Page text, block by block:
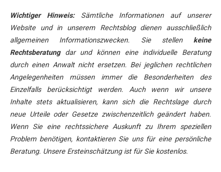
Wichtiger Hinweis:Sämtliche Informationen auf unserer
Website und in unserem Rechtsblog dienen ausschließlich
allgemeinen Informationszwecken. Sie stellen keine
Rechtsberatungdar und können eine individuelle Beratung
durch einen Anwalt nicht ersetzen. Bei jeglichen rechtlichen
Angelegenheiten müssen immer die Besonderheiten des
Einzelfalls berücksichtigt werden. Auch wenn wir unsere
Inhalte stets aktualisieren, kann sich die Rechtslage durch
neue Urteile oder Gesetze zwischenzeitlich geändert haben.
Wenn Sie eine rechtssichere Auskunft zu Ihrem speziellen
Problem benötigen, kontaktieren Sie uns für eine persönliche
Beratung. Unsere Ersteinschätzung ist für Sie kostenlos.